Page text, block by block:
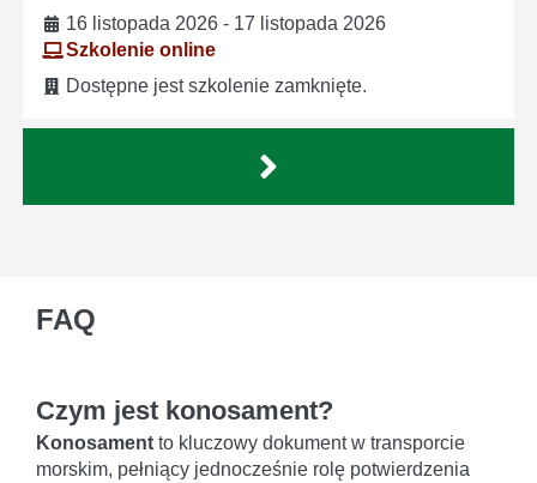
16 listopada 2026 - 17 listopada 2026
Szkolenie online
Dostępne jest szkolenie zamknięte.
FAQ
Czym jest konosament?
Konosament to kluczowy dokument w transporcie
morskim, pełniący jednocześnie rolę potwierdzenia